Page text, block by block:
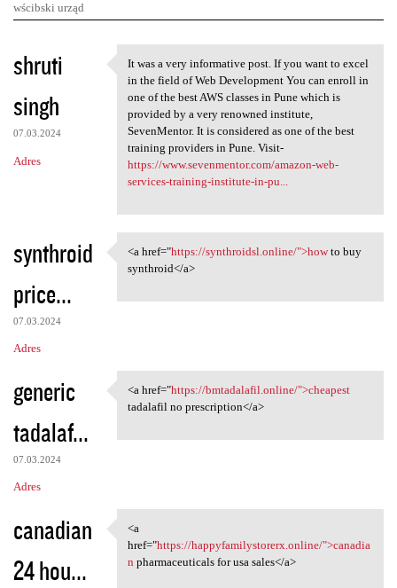
wścibski urząd
K
o
m
e
n
z
shruti
singh
07.03.2024
Adres
It was a very informative
It was a very informative post. If you want to excel
in the field of Web Development You can enroll in
one of the best AWS classes in Pune which is
provided by a very renowned institute,
SevenMentor. It is considered as one of the best
training providers in Pune. Visit-
https://www.sevenmentor.com/amazon-web-
services-training-institute-in-pu...
synthroid
price...
07.03.2024
Adres
<a href="https://synthroidsl
<a href="https://synthroidsl.online/">howto buy
synthroid</a>
generic
tadalaf...
07.03.2024
Adres
<a href="https://bmtadalafil
<a href="https://bmtadalafil.online/">cheapest
tadalafil no prescription</a>
canadian
24 hou...
<a href="https:/
<a
href="https://happyfamilystorerx.online/">canadia
n pharmaceuticals for usa sales</a>